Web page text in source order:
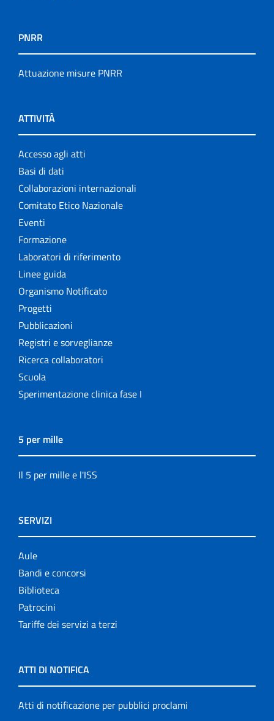
PNRR
Attuazione misure PNRR
ATTIVITÀ
Accesso agli atti
Basi di dati
Collaborazioni internazionali
Comitato Etico Nazionale
Eventi
Formazione
Laboratori di riferimento
Linee guida
Organismo Notificato
Progetti
Pubblicazioni
Registri e sorveglianze
Ricerca collaboratori
Scuola
Sperimentazione clinica fase I
5 per mille
Il 5 per mille e l'ISS
SERVIZI
Aule
Bandi e concorsi
Biblioteca
Patrocini
Tariffe dei servizi a terzi
ATTI DI NOTIFICA
Atti di notificazione per pubblici proclami